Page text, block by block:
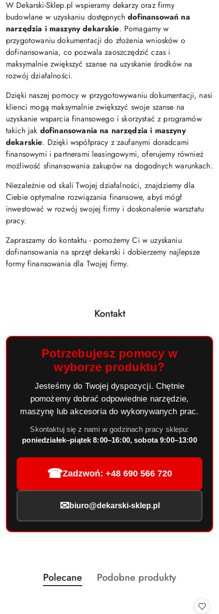
W Dekarski-Sklep.pl wspieramy dekarzy oraz firmy
budowlane w uzyskaniu dostępnych dofinansowań na
narzędzia i maszyny dekarskie. Pomagamy w
przygotowaniu dokumentacji do złożenia wniosków o
dofinansowania, co pozwala zaoszczędzić czas i
maksymalnie zwiększyć szanse na uzyskanie środków na
rozwój działalności.
Dzięki naszej pomocy w przygotowywaniu dokumentacji, nasi
klienci mogą maksymalnie zwiększyć swoje szanse na
uzyskanie wsparcia finansowego i skorzystać z programów
takich jak dofinansowania na narzędzia i maszyny
dekarskie. Dzięki współpracy z zaufanymi doradcami
finansowymi i partnerami leasingowymi, oferujemy również
możliwość sfinansowania zakupów na dogodnych warunkach.
Niezależnie od skali Twojej działalności, znajdziemy dla
Ciebie optymalne rozwiązania finansowe, abyś mógł
inwestować w rozwój swojej firmy i doskonalenie warsztatu
pracy.
Zapraszamy do kontaktu - pomożemy Ci w uzyskaniu
dofinansowania na sprzęt dekarski i dobierzemy najlepsze
formy finansowania dla Twojej firmy.
Kontakt
Potrzebujesz pomocy w
wyborze produktu?
Jesteśmy do Twojej dyspozycji. Chętnie
pomożemy dobrać odpowiednie narzędzie,
maszynę lub akcesoria do wykonywanych prac.
Skontaktuj się z nami w godzinach pracy sklepu:
poniedziałek–piątek 8:00–16:00, sobota 9:00–13:00
☎Zadzwoń: +48 690 566 720
✉ biuro@dekarski-sklep.pl
Pomiń karuzelę produktów
Produkty
o
Polecane
Produkty
Podobne produkty